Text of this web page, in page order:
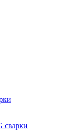
сварки